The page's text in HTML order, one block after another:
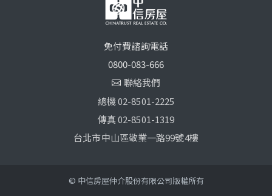
免付費諮詢電話
0800-083-666
聯絡我們
總機 02-8501-2225
傳真 02-8501-1319
台北市中山區敬業一路99號4樓
© 中信房屋仲介股份有限公司版權所有